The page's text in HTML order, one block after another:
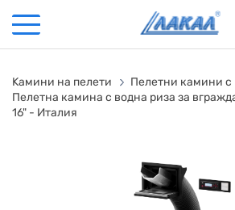
Kамини на пелети
Пелетни камини с
Пелетна камина с водна риза за
16" - Италия